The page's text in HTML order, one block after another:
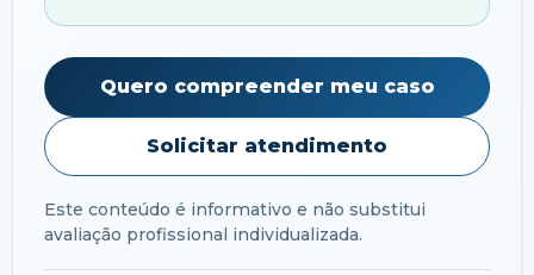
Quero compreender meu caso
Solicitar atendimento
Este conteúdo é informativo e não substitui
avaliação profissional individualizada.